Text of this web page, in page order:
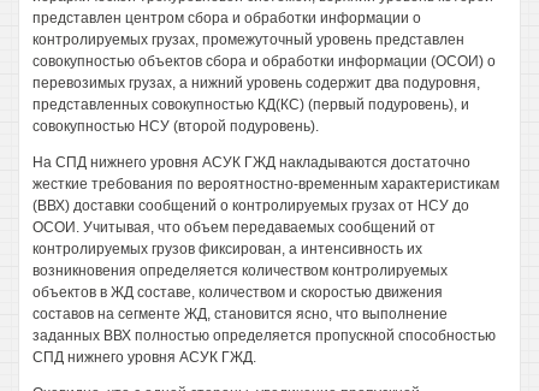
представлен центром сбора и обработки информации о
контролируемых грузах, промежуточный уровень представлен
совокупностью объектов сбора и обработки информации (ОСОИ) о
перевозимых грузах, а нижний уровень содержит два подуровня,
представленных совокупностью КД(КС) (первый подуровень), и
совокупностью НСУ (второй подуровень).
На СПД нижнего уровня АСУК ГЖД накладываются достаточно
жесткие требования по вероятностно-временным характеристикам
(ВВХ) доставки сообщений о контролируемых грузах от НСУ до
ОСОИ. Учитывая, что объем передаваемых сообщений от
контролируемых грузов фиксирован, а интенсивность их
возникновения определяется количеством контролируемых
объектов в ЖД составе, количеством и скоростью движения
составов на сегменте ЖД, становится ясно, что выполнение
заданных ВВХ полностью определяется пропускной способностью
СПД нижнего уровня АСУК ГЖД.